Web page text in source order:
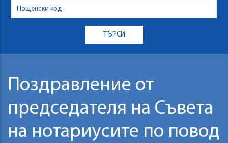
Поздравление от
председателя на Съвета
на нотариусите по повод